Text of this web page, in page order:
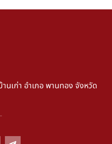
เก่า อำเภอ พานทอง จังหวัด